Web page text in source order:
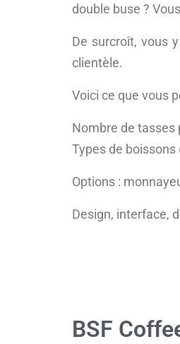
double buse ?
De surcroît, vous
clientèle.
Voici ce que vous
Nombre de tasses
Types de
Options :
Design, interface,
BSF